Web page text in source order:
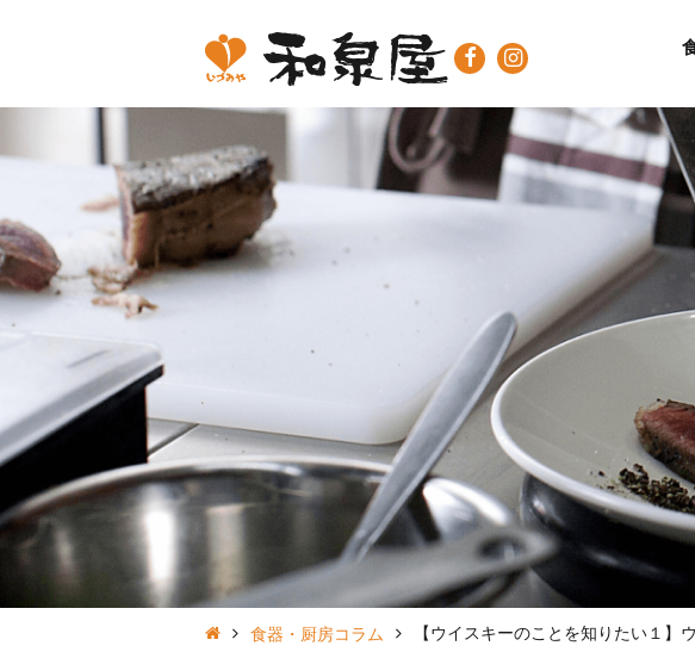
食器・厨房コラム 【ウイスキーのことを知りたい１】